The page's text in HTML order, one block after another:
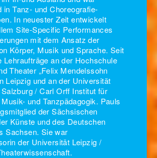
in Tanz- und Choreografie-
In neuester Zeit entwickelt
Site-Specific Performances
mit dem Ansatz der
Körper, Musik und Sprache. Seit
Lehraufträge an der Hochschule
Theater „Felix Mendelssohn
Leipzig und an der Universität
/ Carl Orff Institut für
und Tanzpädagogik. Pauls
der Sächsischen
Künste und des Deutschen
Sachsen. Sie war
der Universität Leipzig /